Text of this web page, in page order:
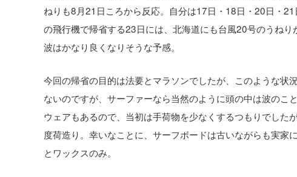
ねりも8月21日ころから反応。自分は17日・18日・20日・
の飛行機で帰省する23日には、北海道にも台風20号のうね
波はかなり良くなりそうな予感。
今回の帰省の目的は法要とマラソンでしたが、このような
ないのですが、サーファーなら当然のように頭の中は波の
ウェアもあるので、当初は手荷物を少なくするつもりでし
度荷造り。幸いなことに、サーフボードは古いながらも実家
とワックスのみ。